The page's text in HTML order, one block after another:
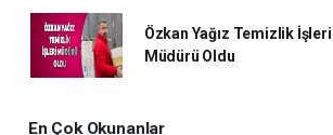
Özkan Yağız Temizlik İşleri
Müdürü Oldu
En Çok Okunanlar